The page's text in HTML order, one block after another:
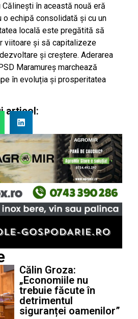
în această nouă eră
o echipă consolidată și cu un
locală este pregătită să
viitoare și să capitalizeze
și creștere. Aderarea
Maramureș marchează
în evoluția și prosperitatea
articol:
Călin Groza:
„Economiile nu
trebuie făcute în
detrimentul
siguranței oamenilor”